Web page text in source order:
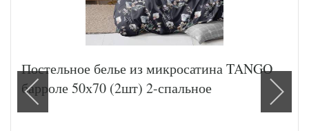
Постельное белье из микросатина TANGO
барроле 50х70 (2шт) 2-спальное